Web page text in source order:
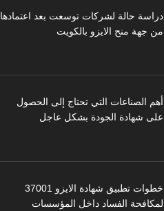
دراسة حالة لشركات توسعت بعد اعتمادها
من جهة منح الايزو بالكويت
أهم الصناعات التي تحتاج إلى الحصول
على شهادة الجودة بشكل عاجل
خطوات تطبيق شهادة الايزو 37001
لمكافحة الفساد داخل المؤسسات